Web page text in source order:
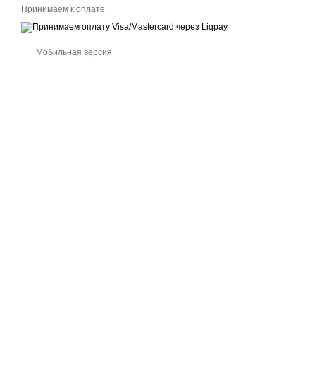
Принимаем к оплате
Мобильная версия